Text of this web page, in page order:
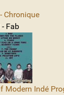
Chronique
Fab
Modern Indé